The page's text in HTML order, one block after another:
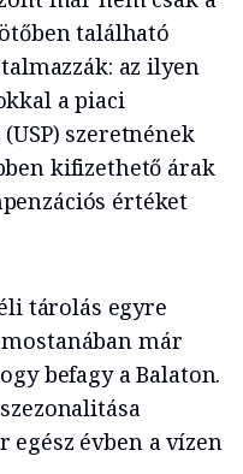
található
az ilyen
a piaci
szeretnének
kifizethető árak
értéket
tárolás egyre
már
befagy a Balaton.
egész évben a vízen